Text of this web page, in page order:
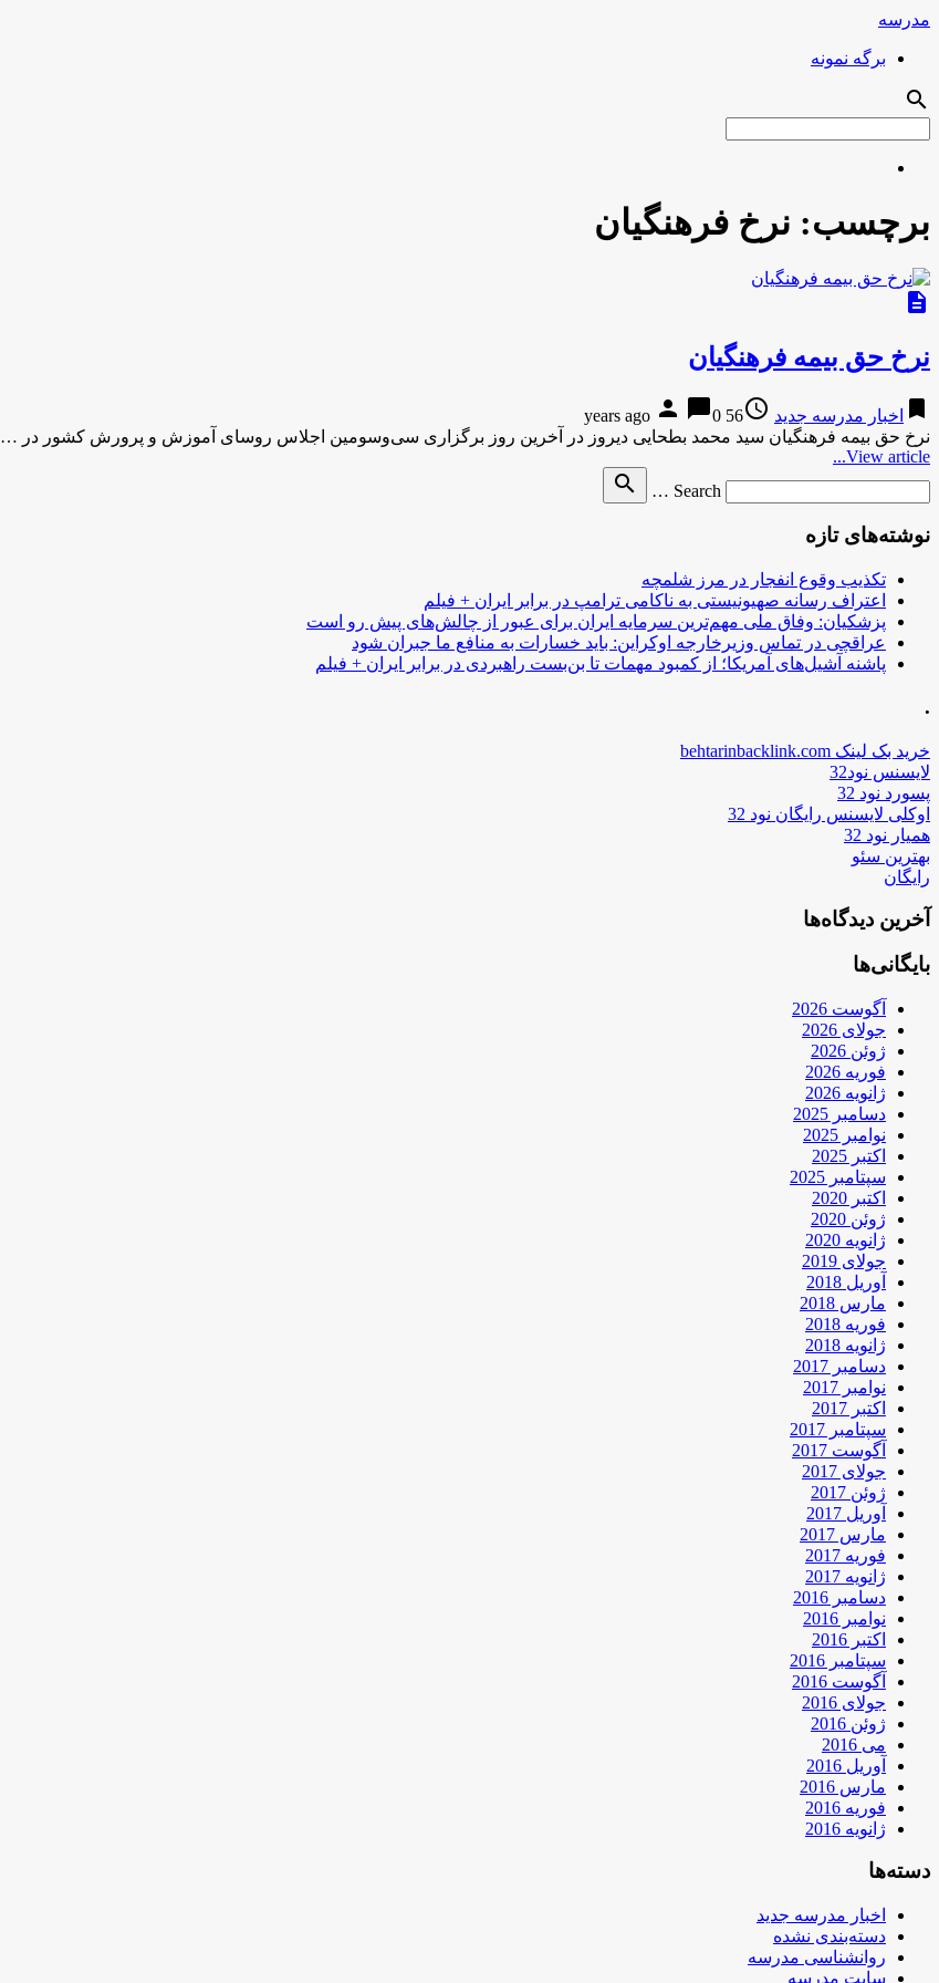
مدرسه
برگه نمونه
search
برچسب: نرخ فرهنگیان
description
نرخ حق بیمه فرهنگیان
bookmark اخبار مدرسه جدید access_time
56 years ago
person chat_bubble0
نرخ حق بیمه فرهنگیان سید محمد بطحایی دیروز در آخرین روز برگزاری سی‌وسومین اجلاس روسای آموزش و پرورش کشور در …
View article...
Search …
search
نوشته‌های تازه
تکذیب وقوع انفجار در مرز شلمچه
اعتراف رسانه صهیونیستی به ناکامی ترامپ در برابر ایران + فیلم
پزشکیان: وفاق ملی مهم‌ترین سرمایه ایران برای عبور از چالش‌های پیش رو است
عراقچی در تماس وزیرخارجه اوکراین: باید خسارات به منافع ما جبران شود
پاشنه آشیل‌های آمریکا؛ از کمبود مهمات تا بن‌بست راهبردی در برابر ایران + فیلم
.
خرید بک لینک behtarinbacklink.com
لایسنس نود32
پسورد نود 32
اوکلی لایسنس رایگان نود 32
همیار نود 32
بهترین سئو
رایگان
آخرین دیدگاه‌ها
بایگانی‌ها
آگوست 2026
جولای 2026
ژوئن 2026
فوریه 2026
ژانویه 2026
دسامبر 2025
نوامبر 2025
اکتبر 2025
سپتامبر 2025
اکتبر 2020
ژوئن 2020
ژانویه 2020
جولای 2019
آوریل 2018
مارس 2018
فوریه 2018
ژانویه 2018
دسامبر 2017
نوامبر 2017
اکتبر 2017
سپتامبر 2017
آگوست 2017
جولای 2017
ژوئن 2017
آوریل 2017
مارس 2017
فوریه 2017
ژانویه 2017
دسامبر 2016
نوامبر 2016
اکتبر 2016
سپتامبر 2016
آگوست 2016
جولای 2016
ژوئن 2016
می 2016
آوریل 2016
مارس 2016
فوریه 2016
ژانویه 2016
دسته‌ها
اخبار مدرسه جدید
دسته‌بندی نشده
روانشناسی مدرسه
سایت مدرسه